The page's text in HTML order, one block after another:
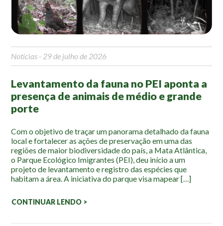
Notícias
Na mídia
Contato
Contato
Como chegar
Perguntas frequentes
Assessoria de Imprensa
Notícias - 29 de julho de 2026
Levantamento da fauna no PEI aponta a
presença de animais de médio e grande
porte
Com o objetivo de traçar um panorama detalhado da fauna
local e fortalecer as ações de preservação em uma das
regiões de maior biodiversidade do país, a Mata Atlântica,
o Parque Ecológico Imigrantes (PEI), deu início a um
projeto de levantamento e registro das espécies que
habitam a área. A iniciativa do parque visa mapear […]
CONTINUAR LENDO >